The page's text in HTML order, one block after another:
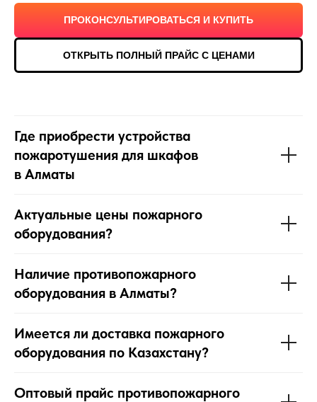
ПРОКОНСУЛЬТИРОВАТЬСЯ И КУПИТЬ
ОТКРЫТЬ ПОЛНЫЙ ПРАЙС С ЦЕНАМИ
Где приобрести устройства
пожаротушения для шкафов
в Алматы
Актуальные цены пожарного
оборудования?
Наличие противопожарного
оборудования в Алматы?
Имеется ли доставка пожарного
оборудования по Казахстану?
Оптовый прайс противопожарного